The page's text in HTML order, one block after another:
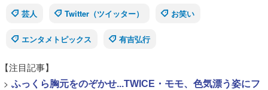
芸人
Twitter（ツイッター） お笑い
エンタメトピックス 有吉弘行
【注目記事】
> ふっくら胸元をのぞかせ...TWICE・モモ、色気漂う姿にフ